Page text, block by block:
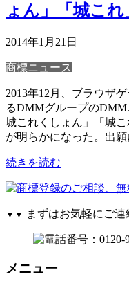
ょん」「城こ
2014年1月21日
商標ニュース
2013年12月、ブラウザ
るDMMグループの
城これくしょん」「城
が明らかになった。出
続きを読む
▼▼ まずはお気軽にご連
メニュー